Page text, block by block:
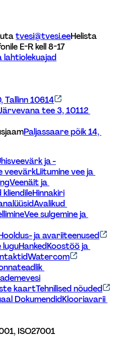
tvesi@tvesi.eeHelista
E-R kell 8-17
lahtiolekuajad
Tallinn 10614
tee 3, 10112
Paljassaare põik 14,
ja -
veevärkLiitumine vee ja
Veenäit ja
kliendileHinnakiri
Avalikud
Vee sulgemine ja
ja avariiteenused
luguHankedKoostöö ja
Watercom
kaartTehnilised nõuded
DokumendidKlooriavarii
ISO27001